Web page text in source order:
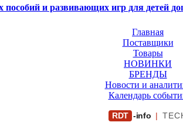
пособий и развивающих игр для детей
Главная
Поставщики
Товары
НОВИНКИ
БРЕНДЫ
Новости и
Календарь
RDT -info |